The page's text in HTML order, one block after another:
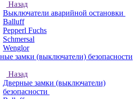
Назад
Выключатели аварийной остановки
Balluff
Pepperl Fuchs
Schmersal
Wenglor
замки (выключатели) безопасности
Назад
Дверные замки (выключатели)
безопасности